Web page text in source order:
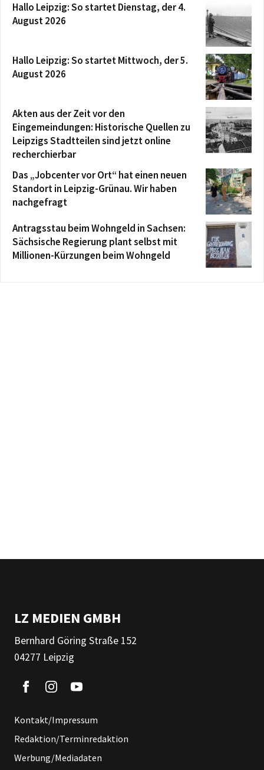
Hallo Leipzig: So startet Dienstag, der 4.
August 2026
Hallo Leipzig: So startet Mittwoch, der 5.
August 2026
Akten aus der Zeit vor den
Eingemeindungen: Historische Quellen zu
Leipzigs Stadtteilen sind jetzt online
recherchierbar
Das „Jobcenter vor Ort“ hat einen neuen
Standort in Leipzig-Grünau. Wir haben
nachgefragt
Antragsstau beim Wohngeld in Sachsen:
Sächsische Regierung plant selbst mit
Millionen-Kürzungen beim Wohngeld
LZ MEDIEN GMBH
Bernhard Göring Straße 152
04277 Leipzig
Kontakt/Impressum
Redaktion/Terminredaktion
Werbung/Mediadaten